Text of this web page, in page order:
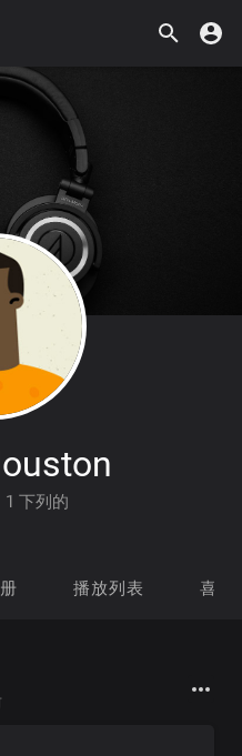
1 下列的
播放列表 喜欢